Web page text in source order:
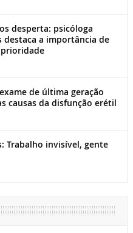
desperta: psicóloga
destaca a importância de
de última geração
causas da disfunção erétil
Trabalho invisível, gente